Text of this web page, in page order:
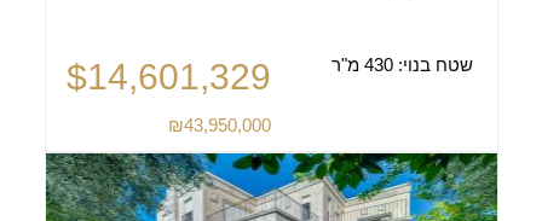
שטח בנוי:430 מ"ר $14,601,329
₪43,950,000